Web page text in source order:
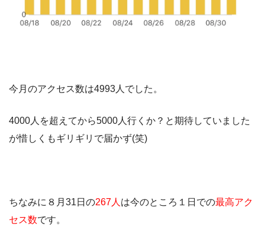
今月のアクセス数は4993人でした。
4000人を超えてから5000人行くか？と期待していました
が惜しくもギリギリで届かず(笑)
ちなみに８月31日の267人 は今のところ１日での最高アク
セス数です。